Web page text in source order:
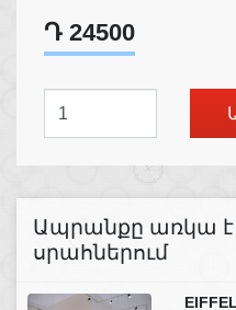
Դ 24500
Ապրանքը առկա է
սրահներում